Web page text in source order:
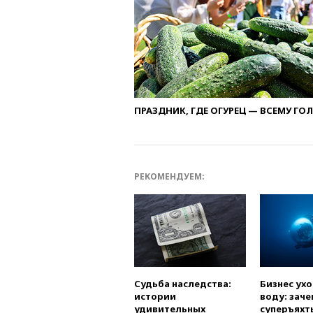
ПРАЗДНИК, ГДЕ ОГУРЕЦ — ВСЕМУ
РЕКОМЕНДУЕМ:
Судьба наследства:
истории
удивительных
Бизнес
воду: